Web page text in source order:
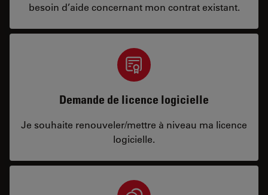
besoin d’aide concernant mon contrat existant.
Demande de licence logicielle
Je souhaite renouveler/mettre à niveau ma licence
logicielle.